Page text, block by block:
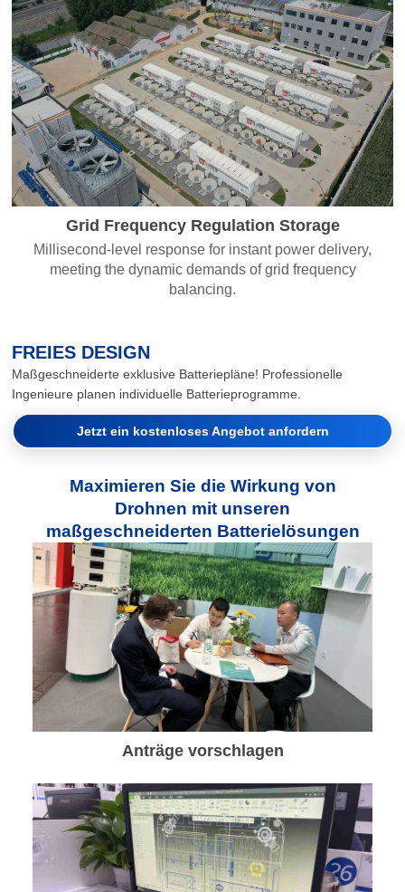
Grid Frequency Regulation Storage
Millisecond-level response for instant power delivery,
meeting the dynamic demands of grid frequency
balancing.
FREIES DESIGN
Maßgeschneiderte exklusive Batteriepläne! Professionelle
Ingenieure planen individuelle Batterieprogramme.
Jetzt ein kostenloses Angebot anfordern
Maximieren Sie die Wirkung von
Drohnen mit unseren
maßgeschneiderten Batterielösungen
Anträge vorschlagen